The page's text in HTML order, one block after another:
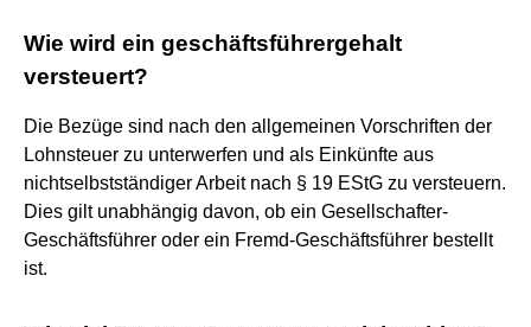
Wie wird ein geschäftsführergehalt
versteuert?
Die Bezüge sind nach den allgemeinen Vorschriften der
Lohnsteuer zu unterwerfen und als Einkünfte aus
nichtselbstständiger Arbeit nach § 19 EStG zu versteuern.
Dies gilt unabhängig davon, ob ein Gesellschafter-
Geschäftsführer oder ein Fremd-Geschäftsführer bestellt
ist.